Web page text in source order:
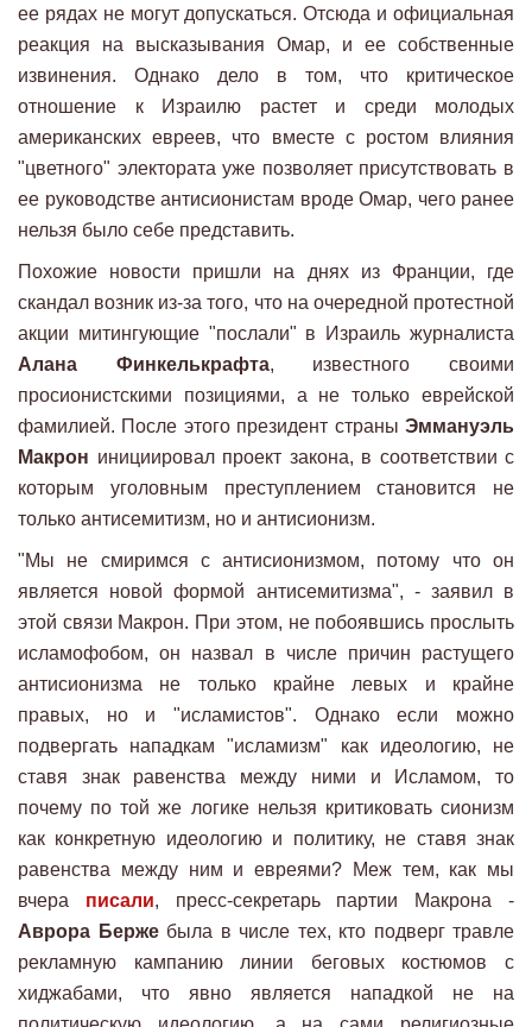
ее рядах не могут допускаться. Отсюда и официальная
реакция на высказывания Омар, и ее собственные
извинения. Однако дело в том, что критическое
отношение к Израилю растет и среди молодых
американских евреев, что вместе с ростом влияния
"цветного" электората уже позволяет присутствовать в
ее руководстве антисионистам вроде Омар, чего ранее
нельзя было себе представить.
Похожие новости пришли на днях из Франции, где
скандал возник из-за того, что на очередной протестной
акции митингующие "послали" в Израиль журналиста
Алана Финкелькрафта, известного своими
просионистскими позициями, а не только еврейской
фамилией. После этого президент страны Эммануэль
Макрон инициировал проект закона, в соответствии с
которым уголовным преступлением становится не
только антисемитизм, но и антисионизм.
"Мы не смиримся с антисионизмом, потому что он
является новой формой антисемитизма", - заявил в
этой связи Макрон. При этом, не побоявшись прослыть
исламофобом, он назвал в числе причин растущего
антисионизма не только крайне левых и крайне
правых, но и "исламистов". Однако если можно
подвергать нападкам "исламизм" как идеологию, не
ставя знак равенства между ними и Исламом, то
почему по той же логике нельзя критиковать сионизм
как конкретную идеологию и политику, не ставя знак
равенства между ним и евреями? Меж тем, как мы
вчера писали, пресс-секретарь партии Макрона -
Аврора Бержебыла в числе тех, кто подверг травле
рекламную кампанию линии беговых костюмов с
хиджабами, что явно является нападкой не на